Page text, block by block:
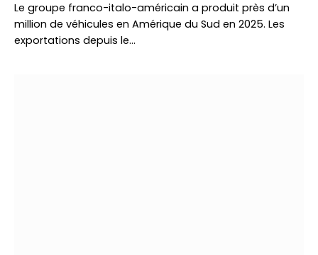
Le groupe franco-italo-américain a produit près d’un
million de véhicules en Amérique du Sud en 2025. Les
exportations depuis le…